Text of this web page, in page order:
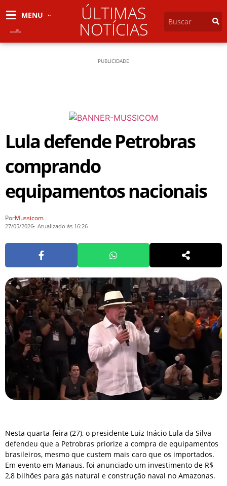
MENU ÚLTIMAS
NOTÍCIAS
PUBLICIDADE
Lula defende Petrobras
comprando
equipamentos nacionais
PorMussicom
27/05/2026 Atualizado às 16:26
Nesta quarta-feira (27), o presidente Luiz Inácio Lula da Silva
defendeu que a Petrobras priorize a compra de equipamentos
brasileiros, mesmo que custem mais caro que os importados.
Em evento em Manaus, foi anunciado um investimento de R$
2,8 bilhões para gás natural e construção naval no Amazonas.